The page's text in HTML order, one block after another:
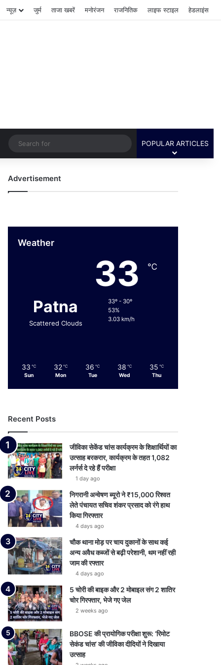
न्यूज़ जुर्म ताजा खबरें मनोरंजन राजनितिक लाइफ स्टाइल हेडलाइंस
Switch skin
Search
for
POPULAR ARTICLES
Advertisement
Weather
Patna
Scattered Clouds
33 ℃
33º - 30º
53%
3.03 km/h
33 ℃
Sun
32 ℃
Mon
36 ℃
Tue
38 ℃
Wed
35 ℃
Thu
Recent Posts
जीविका सेकेंड चांस कार्यक्रम के शिक्षार्थियों का
उत्साह बरकरार, कार्यक्रम के तहत 1,082
लर्नर्स दे रहे हैं परीक्षा
1 day ago
निगरानी अन्वेषण ब्यूरो ने ₹15,000 रिश्वत
लेते पंचायत सचिव शंकर प्रसाद को रंगे हाथ
किया गिरफ्तार
4 days ago
चौक थाना मोड़ पर चाय दुकानों के साथ कई
अन्य अवैध कब्जों से बढ़ी परेशानी, थम नहीं रही
जाम की रफ्तार
4 days ago
5 चोरी की बाइक और 2 मोबाइल संग 2 शातिर
चोर गिरफ्तार, भेजे गए जेल
2 weeks ago
BBOSE की प्रायोगिक परीक्षा शुरू: ‘रिमोट
सेकंड चांस’ की जीविका दीदियों ने दिखाया
उत्साह